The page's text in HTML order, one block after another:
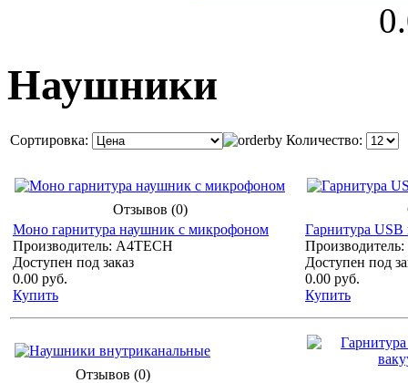
Наушники
Сортировка: Количество:
Отзывов (0)
Моно гарнитура наушник с микрофоном
Производитель: A4TECH
Доступен под заказ
0.00 руб.
Купить
Гарнитура
Доступен под
0.00 руб.
Купить
Отзывов (0)